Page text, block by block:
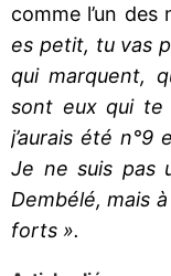
comme l’un des
es petit, tu vas
qui marquent,
sont eux qui te
j’aurais été n°9
Je ne suis pas
Dembélé, mais
forts ».